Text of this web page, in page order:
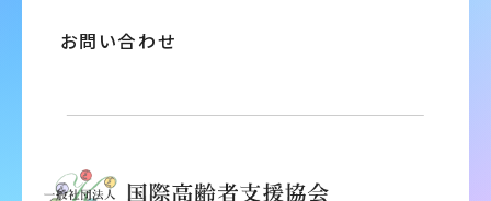
お問い合わせ